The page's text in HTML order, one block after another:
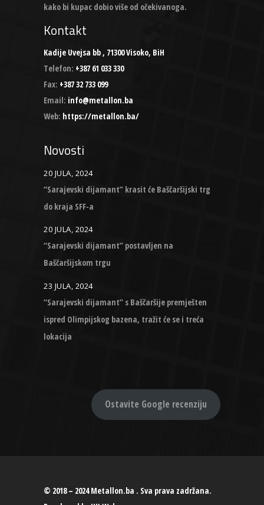
kako bi kupac dobio više od očekivanoga.
Kontakt
Kadije Uvejsa bb , 71300 Visoko, BiH
Telefon: +387 61 033 330
Fax: +387 32 733 099
Email: info@metallon.ba
Web: https://metallon.ba/
Novosti
20 JULA, 2024
“Sarajevski dijamant” krasit će Baščaršijski trg
do kraja SFF-a
20 JULA, 2024
“Sarajevski dijamant” postavljen na
Baščaršijskom trgu
23 JULA, 2024
“Sarajevski dijamant” s Baščaršije premješten
ispred Olimpijskog bazena, tražit će se i treća
lokacija
Ostavite Google recenziju
© 2018 – 2024 Metallon.ba . Sva prava zadržana.